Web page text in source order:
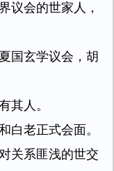
议会的世家人，
国玄学议会，胡
其人。
白老正式会面。
关系匪浅的世交